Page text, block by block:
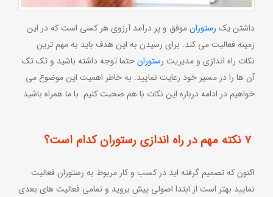
داشتن یک رستورانموفق و پر درآمد آرزوی هر کسی است که در این
زمینه فعالیت می کند. برای رسیدن به این هدف باید به مهم ترین
نکات راه اندازی و مدیریت رستورانحتما توجه داشته باشید و تک تک
آن ها را در مسیر خود رعایت نمایید. به خاطر اهمیت این موضوع می
خواهیم در ادامه درباره این نکات با هم صحبت کنیم. با ما همراه باشید.
7 نکته مهم در راه اندازی رستوران کدام است؟
اکنون که تصمیم گرفته اید در کسب و کار مربوط به رستوران فعالیت
نمایید بهتر است از ابتدا اصولی پیش بروید و تمامی فعالیت های بعدی